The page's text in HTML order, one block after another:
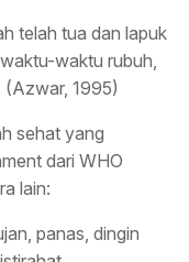
telah tua dan lapuk
waktu rubuh,
(Azwar, 1995)
sehat yang
dari WHO
lain:
panas, dingin